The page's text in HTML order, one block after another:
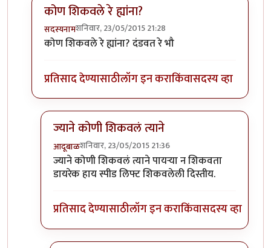
कोण शिकवले रे ह्यांना?
सदस्यनामशनिवार, 23/05/2015 21:28
In reply toमला येथे माझ्या कविता, चारोळ्या द्यावयाच्या
कोण शिकवले रे ह्यांना? दंडवत रे भौ
प्रतिसाद देण्यासाठीलॉग इन कराकिंवासदस्य व्हा
ज्याने कोणी शिकवलं त्याने
आदूबाळशनिवार, 23/05/2015 21:36
In reply toकोण शिकवले रे ह्यांना?byसदस्यनाम
ज्याने कोणी शिकवलं त्याने पायऱ्या न शिकवता
डायरेक हाय स्पीड लिफ्ट शिकवलेली दिस्तीय.
प्रतिसाद देण्यासाठीलॉग इन कराकिंवासदस्य व्हा